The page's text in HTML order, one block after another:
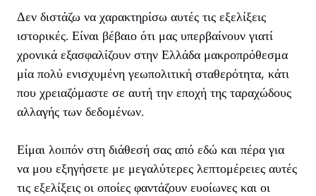
Δεν διστάζω να χαρακτηρίσω αυτές τις εξελίξεις
ιστορικές. Είναι βέβαιο ότι μας υπερβαίνουν γιατί
χρονικά εξασφαλίζουν στην Ελλάδα μακροπρόθεσμα
μία πολύ ενισχυμένη γεωπολιτική σταθερότητα, κάτι
που χρειαζόμαστε σε αυτή την εποχή της ταραχώδους
αλλαγής των δεδομένων.
Είμαι λοιπόν στη διάθεσή σας από εδώ και πέρα για
να μου εξηγήσετε με μεγαλύτερες λεπτομέρειες αυτές
τις εξελίξεις οι οποίες φαντάζουν ευοίωνες και οι